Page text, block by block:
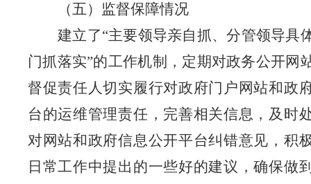
（五）监督保障情况
建立了“主要领导亲自抓、分管领导具
门抓落实”的工作机制，定期对政务公开网
督促责任人切实履行对政府门户网站和政
台的运维管理责任，完善相关信息，及时
对网站和政府信息公开平台纠错意见，积
日常工作中提出的一些好的建议，确保做